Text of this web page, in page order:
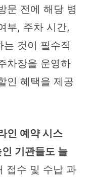
문 전에 해당 병
부, 주차 시간,
것이 필수적
차장을 운영하
인 혜택을 제공
인 예약 시스
기관들도 늘
접수 및 수납 과